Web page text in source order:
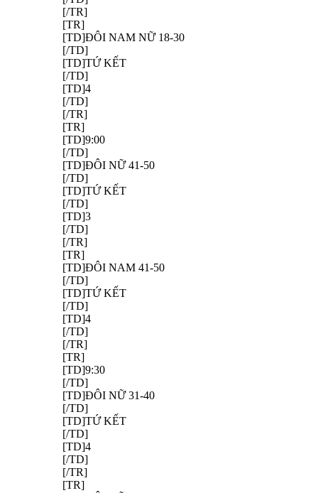
[/TR]
[TR]
[TD]ĐÔI NAM NỮ 18-30
[/TD]
[TD]TỨ KẾT
[/TD]
[TD]4
[/TD]
[/TR]
[TR]
[TD]9:00
[/TD]
[TD]ĐÔI NỮ 41-50
[/TD]
[TD]TỨ KẾT
[/TD]
[TD]3
[/TD]
[/TR]
[TR]
[TD]ĐÔI NAM 41-50
[/TD]
[TD]TỨ KẾT
[/TD]
[TD]4
[/TD]
[/TR]
[TR]
[TD]9:30
[/TD]
[TD]ĐÔI NỮ 31-40
[/TD]
[TD]TỨ KẾT
[/TD]
[TD]4
[/TD]
[/TR]
[TR]